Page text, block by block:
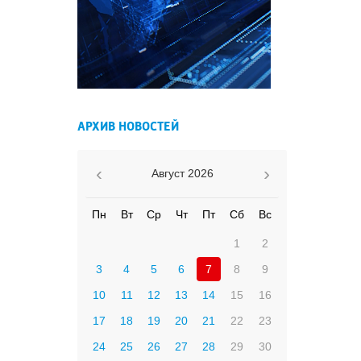
АРХИВ НОВОСТЕЙ
Август 2026
Пн Вт Ср Чт Пт Сб Вс
1 2
3 4 5 6 7 8 9
10 11 12 13 14 15 16
17 18 19 20 21 22 23
24 25 26 27 28 29 30